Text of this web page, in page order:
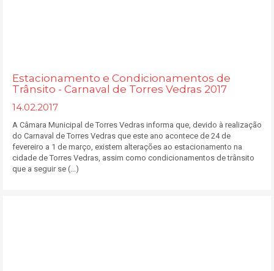
Estacionamento e Condicionamentos de
Trânsito - Carnaval de Torres Vedras 2017
14.02.2017
A Câmara Municipal de Torres Vedras informa que, devido à realização
do Carnaval de Torres Vedras que este ano acontece de 24 de
fevereiro a 1 de março, existem alterações ao estacionamento na
cidade de Torres Vedras, assim como condicionamentos de trânsito
que a seguir se (...)